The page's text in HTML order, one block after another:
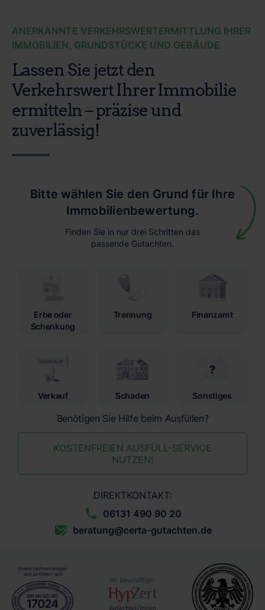
ANERKANNTE VERKEHRSWERTERMITTLUNG IHRER
IMMOBILIEN, GRUNDSTÜCKE UND GEBÄUDE
Lassen Sie jetzt den
Verkehrswert Ihrer Immobilie
ermitteln – präzise und
zuverlässig!
Bitte wählen Sie den Grund für Ihre
Immobilienbewertung.
Finden Sie in nur drei Schritten das
passende Gutachten.
Erbe oder
Schenkung
Trennung Finanzamt
Verkauf Schaden Sonstiges
Benötigen Sie Hilfe beim Ausfüllen?
KOSTENFREIEN AUSFÜLL-SERVICE
NUTZEN!
DIREKTKONTAKT:
06131 490 90 20
beratung@certa-gutachten.de